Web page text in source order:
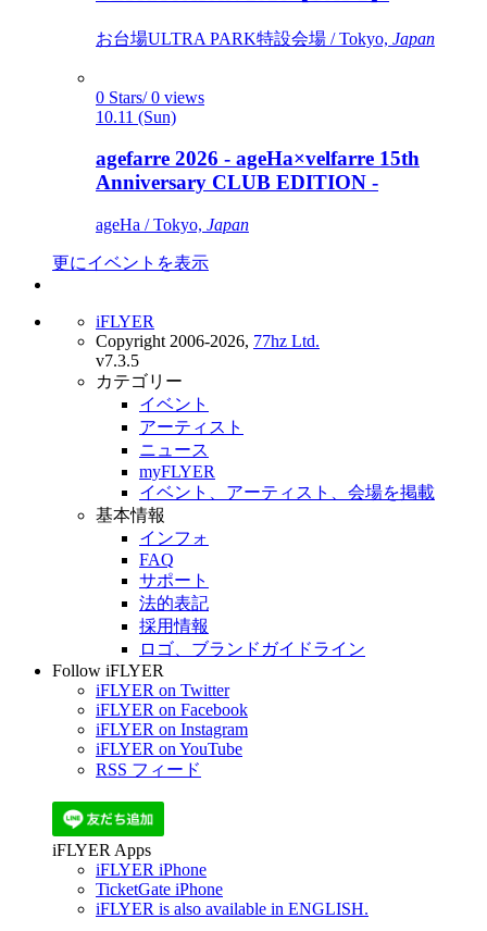
お台場ULTRA PARK特設会場 / Tokyo, Japan
0 Stars/ 0 views
10.11 (Sun)
agefarre 2026 - ageHa×velfarre 15th
Anniversary CLUB EDITION -
ageHa / Tokyo, Japan
更にイベントを表示
iFLYER
Copyright 2006-2026, 77hz Ltd.
v7.3.5
カテゴリー
イベント
アーティスト
ニュース
myFLYER
イベント、アーティスト、会場を掲載
基本情報
インフォ
FAQ
サポート
法的表記
採用情報
ロゴ、ブランドガイドライン
Follow iFLYER
iFLYER on Twitter
iFLYER on Facebook
iFLYER on Instagram
iFLYER on YouTube
RSS フィード
iFLYER Apps
iFLYER iPhone
TicketGate iPhone
iFLYER is also available in ENGLISH.